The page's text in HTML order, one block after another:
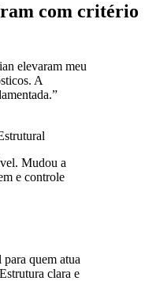
com critério
elevaram meu
A
”
Mudou a
e controle
quem atua
clara e